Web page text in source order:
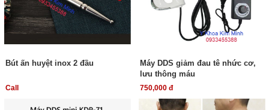
Bút ấn huyệt inox 2 đầu
Call
Máy DDS giảm đau tê nhức cơ,
lưu thông máu
750,000 đ